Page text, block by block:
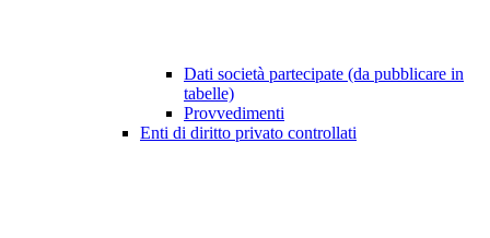
Dati società partecipate (da pubblicare in
tabelle)
Provvedimenti
Enti di diritto privato controllati